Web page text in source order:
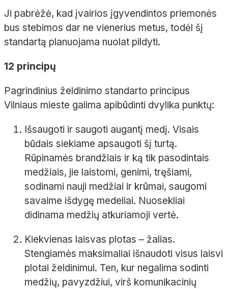
Ji pabrėžė, kad įvairios įgyvendintos priemonės
bus stebimos dar ne vienerius metus, todėl šį
standartą planuojama nuolat pildyti.
12 principų
Pagrindinius želdinimo standarto principus
Vilniaus mieste galima apibūdinti dvylika punktų:
Išsaugoti ir saugoti augantį medį. Visais
būdais siekiame apsaugoti šį turtą.
Rūpinamės brandžiais ir ką tik pasodintais
medžiais, jie laistomi, genimi, tręšiami,
sodinami nauji medžiai ir krūmai, saugomi
savaime išdygę medeliai. Nuosekliai
didinama medžių atkuriamoji vertė.
Kiekvienas laisvas plotas – žalias.
Stengiamės maksimaliai išnaudoti visus laisvi
plotai želdinimui. Ten, kur negalima sodinti
medžių, pavyzdžiui, virš komunikacinių